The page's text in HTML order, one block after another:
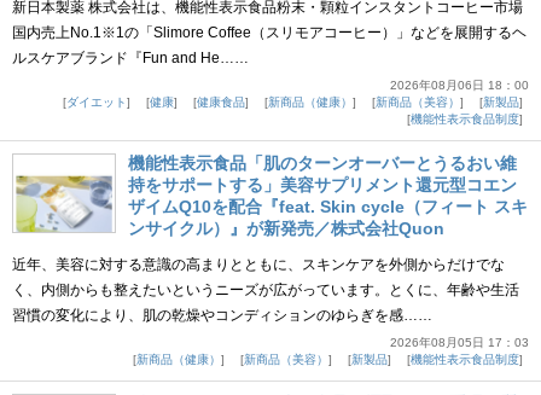
新日本製薬 株式会社は、機能性表示食品粉末・顆粒インスタントコーヒー市場
国内売上No.1※1の「Slimore Coffee（スリモアコーヒー）」などを展開するヘ
ルスケアブランド『Fun and He……
2026年08月06日 18：00
ダイエット
健康 健康食品 新商品（健康） 新商品（美容）
新製品
機能性表示食品制度
機能性表示食品「肌のターンオーバーとうるおい維
持をサポートする」美容サプリメント還元型コエン
ザイムQ10を配合『feat. Skin cycle（フィート スキ
ンサイクル）』が新発売／株式会社Quon
近年、美容に対する意識の高まりとともに、スキンケアを外側からだけでな
く、内側からも整えたいというニーズが広がっています。とくに、年齢や生活
習慣の変化により、肌の乾燥やコンディションのゆらぎを感……
2026年08月05日 17：03
新商品（健康）
新商品（美容） 新製品 機能性表示食品制度